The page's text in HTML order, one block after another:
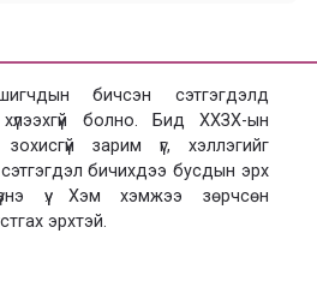
бичсэн сэтгэгдэлд
болно. Бид ХХЗХ-ын
зарим үг, хэллэгийг
бичихдээ бусдын эрх
үү. Хэм хэмжээ зөрчсөн
эрхтэй.